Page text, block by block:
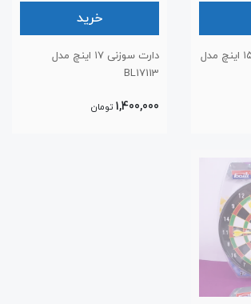
دارت سوزنی خارجی ۱۵ اینچ مدل
خرید
دارت سوزنی ۱۷ اینچ مدل
BL17113
1,400,000 تومان